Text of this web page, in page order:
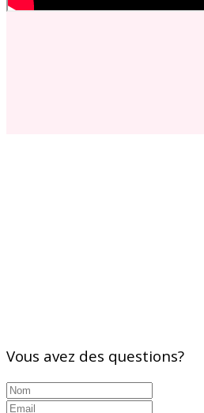
Vous avez des questions?